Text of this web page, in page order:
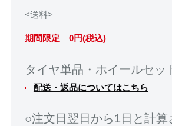
<送料>
期間限定 0円(税込)
タイヤ単品・ホイールセッ
配送・返品についてはこちら
○注文日翌日から1日と計算